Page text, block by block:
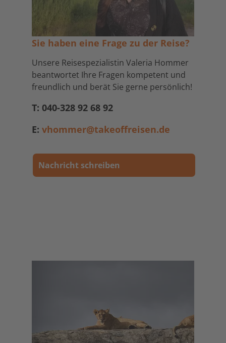
Sie haben eine Frage zu der Reise?
Unsere Reisespezialistin Valeria Hommer
beantwortet Ihre Fragen kompetent und
freundlich und berät Sie gerne persönlich!
T: 040-328 92 68 92
E: vhommer@takeoffreisen.de
Nachricht schreiben